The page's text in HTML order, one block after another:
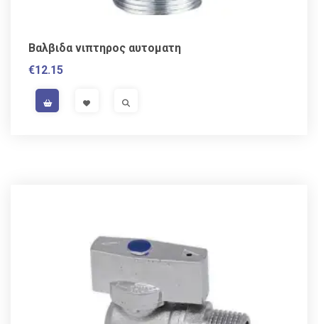
Βαλβιδα νιπτηρος αυτοματη
€12.15
VISIT LINKVISIT LINK